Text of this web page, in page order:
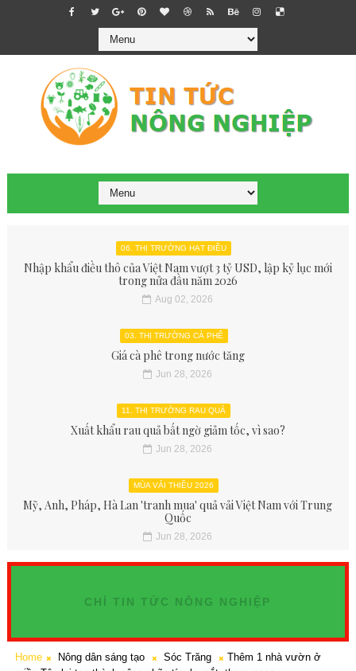
06. THỊ TRƯỜNG HẠT ĐIỀU
Nhập khẩu điều thô của Việt Nam vượt 3 tỷ USD, lập kỷ lục mới
trong nửa đầu năm 2026
Aug 02, 2026
03. THỊ TRƯỜNG CÀ PHÊ
Giá cà phê trong nước tăng
Jun 28, 2026
11. THỊ TRƯỜNG RAU QUẢ
Xuất khẩu rau quả bất ngờ giảm tốc, vì sao?
Jun 28, 2026
MÙA VẢI THIỀU 2026
Mỹ, Anh, Pháp, Hà Lan 'tranh mua' quả vải Việt Nam với Trung
Quốc
Jun 28, 2026
CHỈ TIN TỨC NÔNG NGHIỆP
Home Nông dân sáng tạo Sóc Trăng
Thêm 1 nhà vườn ở